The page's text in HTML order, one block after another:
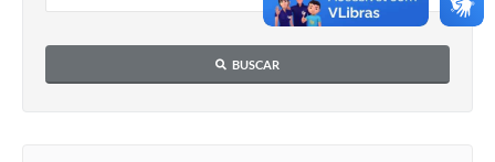
BUSCAR